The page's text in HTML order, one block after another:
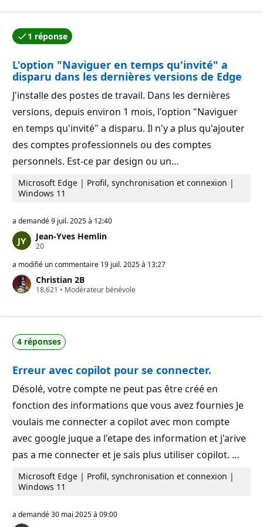
p
u
t
t
i
o
n
s
d
e
é
p
u
a
t
i
o
n
1 réponse
L’une des réponses a été acceptée par l’auteur de la
L'option "Naviguer en temps qu'invité" a
disparu dans les dernières versions de Edge
J'installe des postes de travail. Dans les dernières
versions, depuis environ 1 mois, l'option "Naviguer
en temps qu'invité" a disparu. Il n'y a plus qu'ajouter
des comptes professionnels ou des comptes
personnels. Est-ce par design ou un…
Microsoft Edge | Profil, synchronisation et connexion |
Windows 11
a demandé9 juil. 2025 à 12:40
Jean-Yves Hemlin
20P
t
s
p
u
t
t
n
a modifié un commentaire 19 juil. 2025 à 13:27
Christian 2B
18,621 P
s
d
e
é
p
u
t
a
i
n
• Modérateur bénévole
4 réponses
Erreur avec copilot pour se connecter.
Désolé, votre compte ne peut pas être créé en
fonction des informations que vous avez fournies Je
voulais me connecter a copilot avec mon compte
avec google juque a l'etape des information et j'arive
pas a me connecter et je sais plus utiliser copilot. …
Microsoft Edge | Profil, synchronisation et connexion |
Windows 11
a demandé30 mai 2025 à 09:00